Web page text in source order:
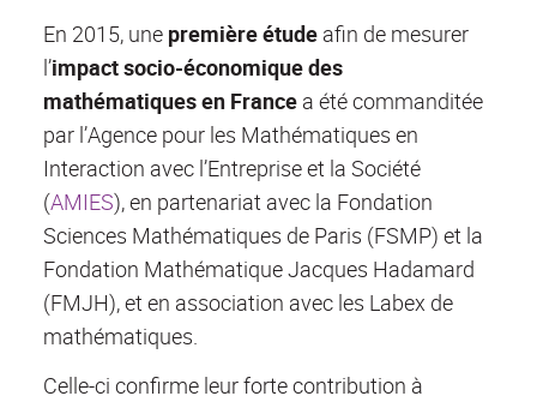
En 2015, une première étude afin de mesurer
l’impact socio-économique des
mathématiques en France a été commanditée
par l’Agence pour les Mathématiques en
Interaction avec l’Entreprise et la Société
(AMIES), en partenariat avec la Fondation
Sciences Mathématiques de Paris (FSMP) et la
Fondation Mathématique Jacques Hadamard
(FMJH), et en association avec les Labex de
mathématiques.
Celle-ci confirme leur forte contribution à